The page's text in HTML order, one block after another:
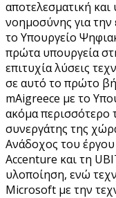
αποτελεσματική
νοημοσύνης για
το Υπουργείο
πρώτα υπουργεία
επιτυχία λύσεις
σε αυτό το πρώτο
mAigreece με το
ακόμα περισσότερο
συνεργάτης της
Ανάδοχος του
Accenture και τη
υλοποίηση, ενώ
Microsoft με την